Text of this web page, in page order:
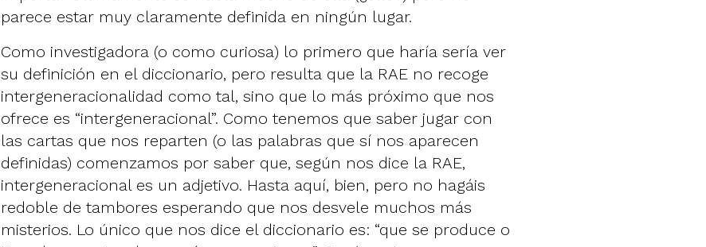
parece estar muy claramente definida en ningún lugar.
Como investigadora (o como curiosa) lo primero que haría sería ver
su definición en el diccionario, pero resulta que la RAE no recoge
intergeneracionalidad como tal, sino que lo más próximo que nos
ofrece es “intergeneracional”. Como tenemos que saber jugar con
las cartas que nos reparten (o las palabras que sí nos aparecen
definidas) comenzamos por saber que, según nos dice la RAE,
intergeneracional es un adjetivo. Hasta aquí, bien, pero no hagáis
redoble de tambores esperando que nos desvele muchos más
misterios. Lo único que nos dice el diccionario es: “que se produce o